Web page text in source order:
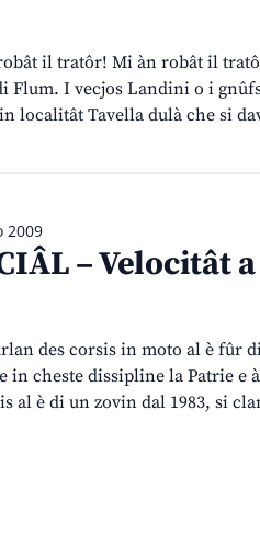
il tratôr! Mi àn robât il
Flum. I vecjos Landini o i
localitât Tavella dulà che si
2009
– Velocitât
des corsis in moto al è fûr
in cheste dissipline la Patrie
al è di un zovin dal 1983, si